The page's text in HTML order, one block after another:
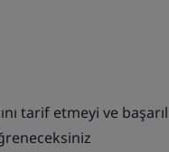
tarif etmeyi ve